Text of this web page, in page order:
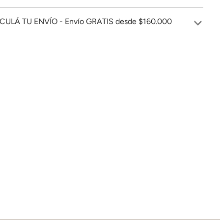
TU ENVÍO - Envío GRATIS desde $160.000